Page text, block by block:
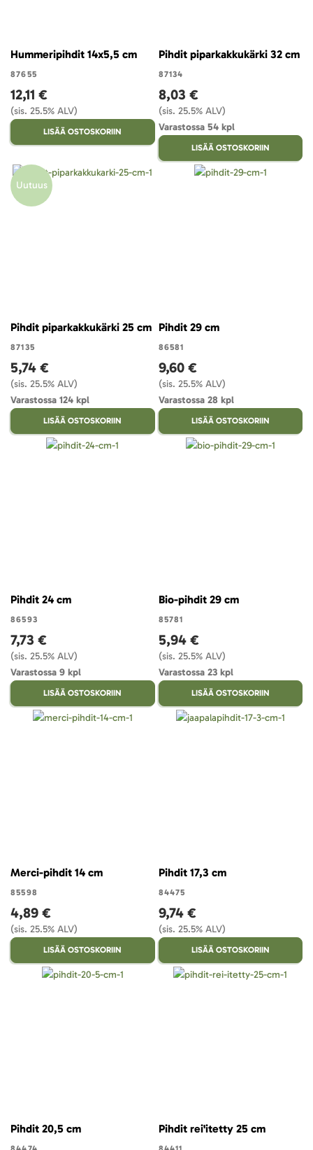
Hummeripihdit 14x5,5 cm
87655
12,11 €
(sis. 25.5% ALV)
LISÄÄ OSTOSKORIIN
Pihdit piparkakkukärki 32 cm
87134
8,03 €
(sis. 25.5% ALV)
Varastossa 54 kpl
LISÄÄ OSTOSKORIIN
Uutuus
Pihdit piparkakkukärki 25 cm
87135
5,74 €
(sis. 25.5% ALV)
Varastossa 124 kpl
LISÄÄ OSTOSKORIIN
Pihdit 29 cm
86581
9,60 €
(sis. 25.5% ALV)
Varastossa 28 kpl
LISÄÄ OSTOSKORIIN
Pihdit 24 cm
86593
7,73 €
(sis. 25.5% ALV)
Varastossa 9 kpl
LISÄÄ OSTOSKORIIN
Bio-pihdit 29 cm
85781
5,94 €
(sis. 25.5% ALV)
Varastossa 23 kpl
LISÄÄ OSTOSKORIIN
Merci-pihdit 14 cm
85598
4,89 €
(sis. 25.5% ALV)
LISÄÄ OSTOSKORIIN
Pihdit 17,3 cm
84475
9,74 €
(sis. 25.5% ALV)
LISÄÄ OSTOSKORIIN
Pihdit 20,5 cm Pihdit rei'itetty 25 cm